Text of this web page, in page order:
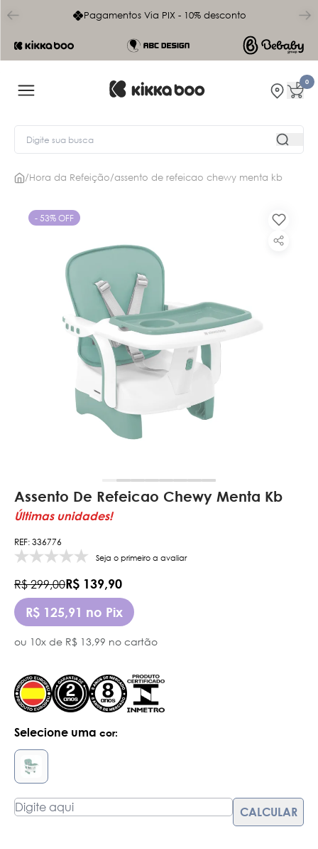
Frete Grátis acima de R$899 (exceto Norte e Nordeste)
0
/Hora da Refeição/assento de refeicao chewy menta kb
- 53% OFF
Assento De Refeicao Chewy Menta Kb
Últimas unidades!
REF: 336776
Seja o primeiro a avaliar
R$ 299,00R$ 139,90
R$ 125,91 no Pix
ou 10x de R$ 13,99 no cartão
Selecione uma cor: